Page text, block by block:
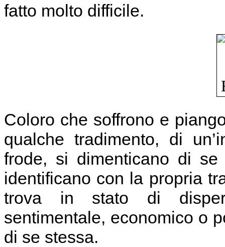
fatto molto difficile.
Coloro che soffrono e
qualche tradimento, di
frode, si dimenticano di
identificano con la propria
trova in stato di
sentimentale, economico o
di se stessa.